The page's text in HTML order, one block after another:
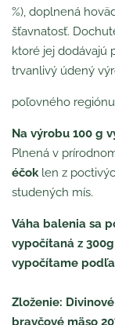
%), doplnená
šťavnatosť.
ktoré jej dodávajú
trvanlivý údený
poľovného
Na výrobu 100 g
Plnená v
éčoklen z
studených mís.
Váha balenia sa
vypočítaná z
vypočítame
Zloženie:
bravčové mäso